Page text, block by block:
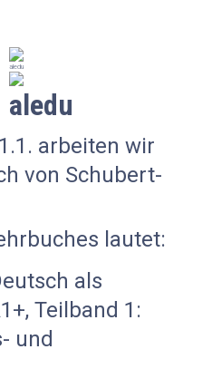
arbeiten wir
von Schubert-
lautet:
als
Teilband 1:
und